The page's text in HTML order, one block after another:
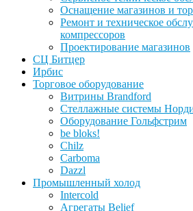
Оснащение магазинов и
Ремонт и техническое
компрессоров
Проектирование магазинов
СЦ Битцер
Ирбис
Торговое оборудование
Витрины Brandford
Стеллажные системы
Оборудование Гольфстрим
be bloks!
Chilz
Carboma
Dazzl
Промышленный холод
Intercold
Агрегаты Belief